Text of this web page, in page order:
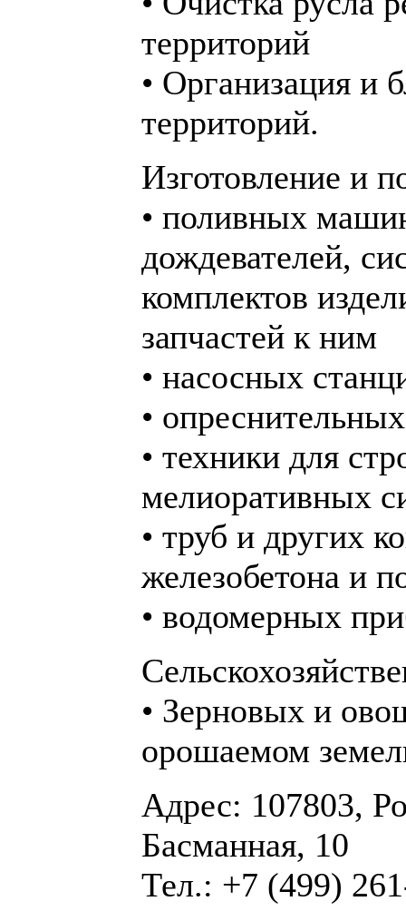
территорий
• Организация и
территорий.
Изготовление и
• поливных
дождевателей,
комплектов
запчастей к ним
• насосных
•
• техники для
мелиоративных
• труб и других
железобетона и
• водомерных
• Зерновых и
орошаемом
Адрес: 107803,
Басманная, 10
Тел.: +7 (499)